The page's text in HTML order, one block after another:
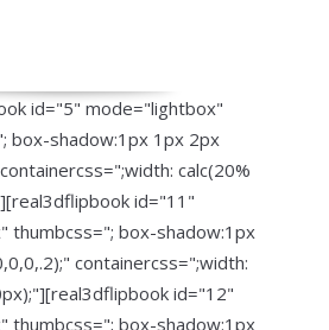
id="5" mode="lightbox"
box-shadow:1px 1px 2px
calc(20%
id="11"
thumbcss="; box-shadow:1px
containercss=";width:
id="12"
thumbcss="; box-shadow:1px